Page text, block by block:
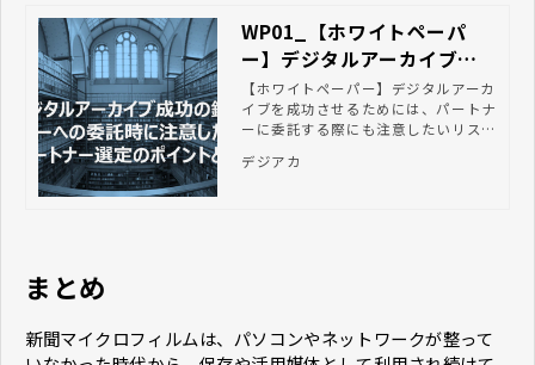
WP01_【ホワイトペーパ
ー】デジタルアーカイブ成
功の鍵
【ホワイトペーパー】デジタルアーカ
イブを成功させるためには、パートナ
ーに委託する際にも注意したいリスク
ルアーカイブの委託時にはらむリスク
デジアカ
まとめ
新聞マイクロフィルムは、パソコンやネットワークが整って